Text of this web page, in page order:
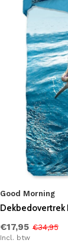
Good Morning
Dekbedovertrek
€17,95 €34,95
Incl. btw